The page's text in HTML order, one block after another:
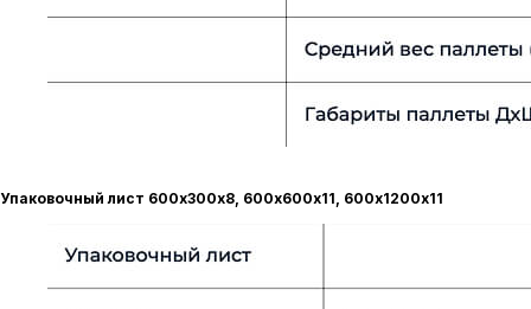
Упаковочный лист 600х300х8, 600х600х11, 600х1200х11